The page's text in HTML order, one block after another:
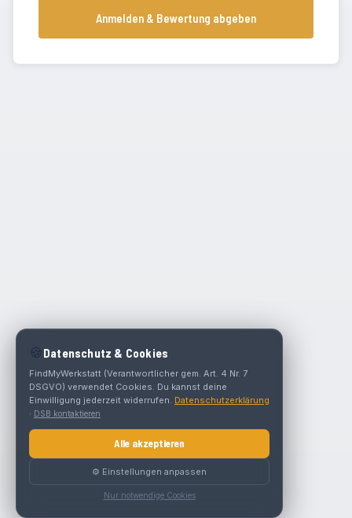
Anmelden & Bewertung abgeben
🍪 Datenschutz & Cookies
FindMyWerkstatt (Verantwortlicher gem. Art. 4 Nr. 7
DSGVO) verwendet Cookies. Du kannst deine
Einwilligung jederzeit widerrufen. Datenschutzerklärung
· DSB kontaktieren
Alle akzeptieren
⚙️ Einstellungen anpassen
Nur notwendige Cookies